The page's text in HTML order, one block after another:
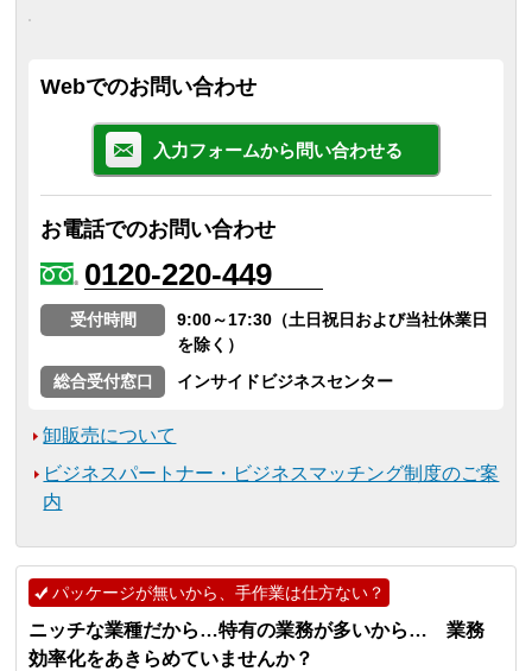
Webでのお問い合わせ
入力フォームから問い合わせる
お電話でのお問い合わせ
0120-220-449
受付時間
9:00～17:30（土日祝日および当社休業日
を除く）
総合受付窓口
インサイドビジネスセンター
卸販売について
ビジネスパートナー・ビジネスマッチング制度のご案
内
パッケージが無いから、手作業は仕方ない？
ニッチな業種だから…特有の業務が多いから… 業務
効率化をあきらめていませんか？